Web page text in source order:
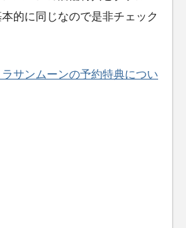
的に同じなので是非チェック
サンムーンの予約特典につい